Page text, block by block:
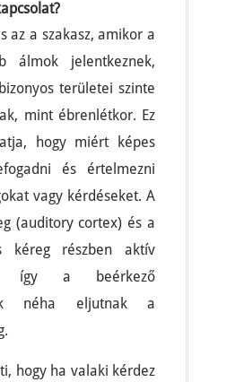
az a szakasz, amikor a
álmok jelentkeznek,
területei szinte
mint ébrenlétkor. Ez
hogy miért képes
és értelmezni
vagy kérdéseket. A
(auditory cortex) és a
kéreg részben aktív
így a beérkező
néha eljutnak a
hogy ha valaki kérdez